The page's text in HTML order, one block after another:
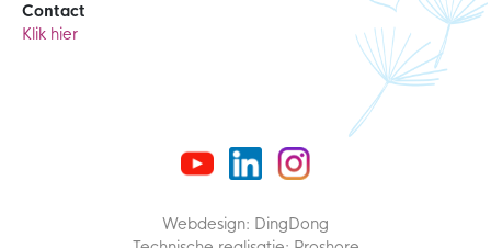
Contact
Klik hier
Webdesign: DingDong